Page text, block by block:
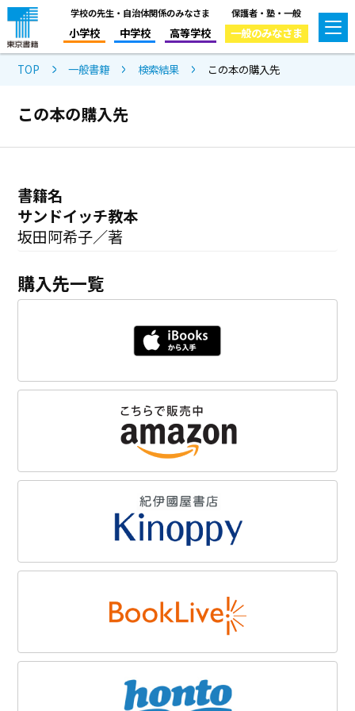
学校の先生・自治体関係のみなさま
小学校 中学校 高等学校
保護者・塾・一般
一般のみなさま
TOP 一般書籍 検索結果 この本の購入先
この本の購入先
書籍名
サンドイッチ教本
坂田阿希子／著
購入先一覧